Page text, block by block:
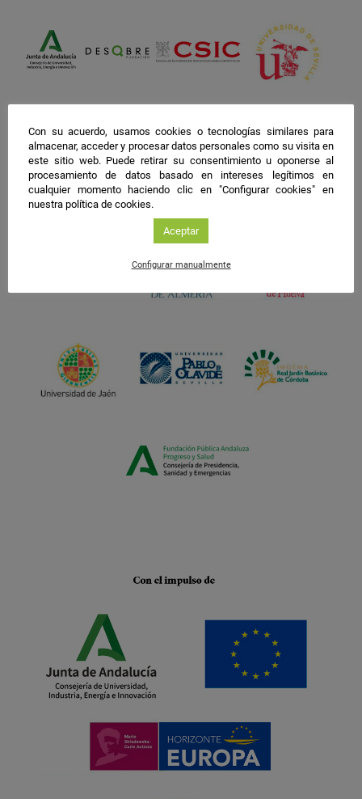
Con su acuerdo, usamos cookies o tecnologías similares para
almacenar, acceder y procesar datos personales como su visita en
este sitio web. Puede retirar su consentimiento u oponerse al
procesamiento de datos basado en intereses legítimos en
cualquier momento haciendo clic en "Configurar cookies" en
nuestra política de cookies.
Aceptar
Configurar manualmente